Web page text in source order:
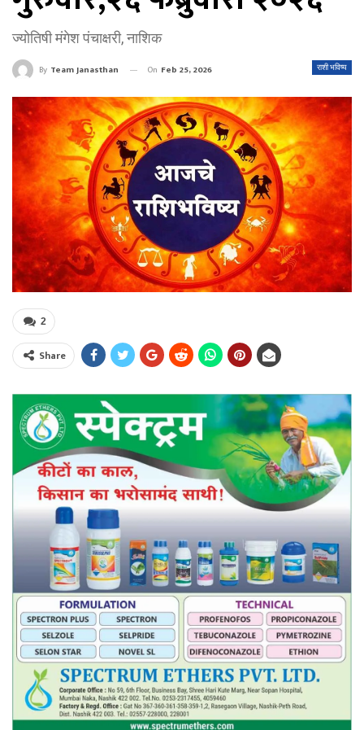
ज्योतिषी मंगेश पंचाक्षरी, नाशिक
राशी भविष्य
By Team Janasthan On Feb 25, 2026
2
Share